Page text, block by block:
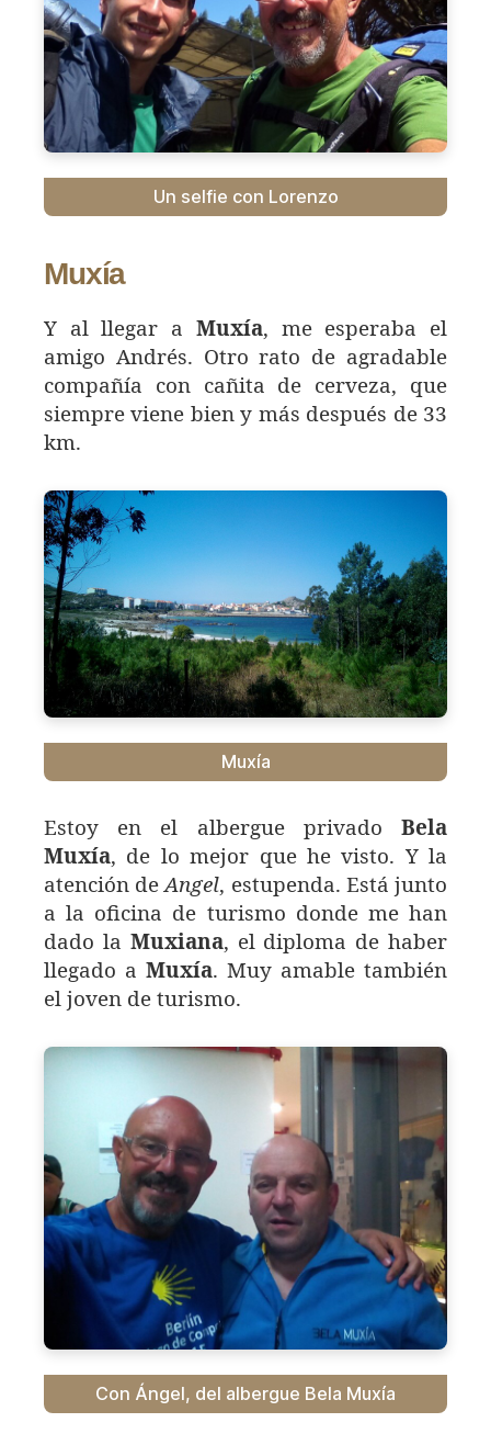
Un selfie con Lorenzo
Muxía
Y al llegar a Muxía, me esperaba el
amigo Andrés. Otro rato de agradable
compañía con cañita de cerveza, que
siempre viene bien y más después de 33
km.
Muxía
Estoy en el albergue privado Bela
Muxía, de lo mejor que he visto. Y la
atención deAngel, estupenda. Está junto
a la oficina de turismo donde me han
dado la Muxiana, el diploma de haber
llegado a Muxía. Muy amable también
el joven de turismo.
Con Ángel, del albergue Bela Muxía